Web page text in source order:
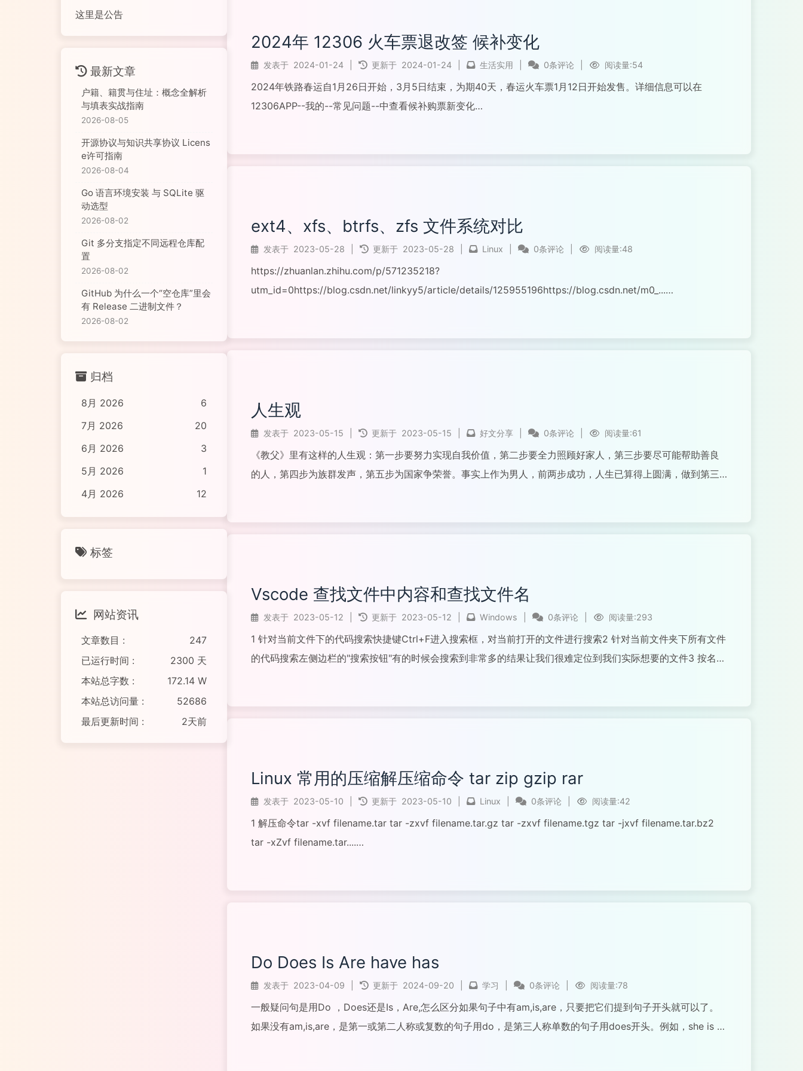
2024年 12306 火车票退改签 候补变化
发表于 2024-01-24 更新于 2024-01-24 生活实用 0条评论 阅读量:54
2024年铁路春运自1月26日开始，3月5日结束，为期40天，春运火车票1月12日开始发售。详细信息可以在
12306APP--我的--常见问题--中查看候补购票新变化
ext4、xfs、btrfs、zfs 文件系统对比
发表于 2023-05-28 更新于 2023-05-28 Linux 0条评论 阅读量:48
https://zhuanlan.zhihu.com/p/571235218?
utm_id=0https://blog.csdn.net/linkyy5/article/details/125955196https://blog.csdn.net/m0_...
人生观
发表于 2023-05-15 更新于 2023-05-15 好文分享 0条评论 阅读量:61
《教父》里有这样的人生观：第一步要努力实现自我价值，第二步要全力照顾好家人，第三步要尽可能帮助善良
的人，第四步为族群发声，第五步为国家争荣誉。事实上作为男人，前两步成功，人生已算得上圆满，做到第三
Vscode 查找文件中内容和查找文件名
发表于 2023-05-12 更新于 2023-05-12 Windows 0条评论 阅读量:293
1 针对当前文件下的代码搜索快捷键Ctrl+F进入搜索框，对当前打开的文件进行搜索2 针对当前文件夹下所有文件
的代码搜索左侧边栏的"搜索按钮"有的时候会搜索到非常多的结果让我们很难定位到我们实际想要的文件3 按名称
Linux 常用的压缩解压缩命令 tar zip gzip rar
发表于 2023-05-10 更新于 2023-05-10 Linux 0条评论 阅读量:42
1 解压命令tar -xvf filename.tar tar -zxvf filename.tar.gz tar -zxvf filename.tgz tar -jxvf filename.tar.bz2
tar -xZvf filename.tar....
Do Does Is Are have has
发表于 2023-04-09 更新于 2024-09-20 学习 0条评论 阅读量:78
一般疑问句是用Do ，Does还是Is，Are,怎么区分如果句子中有am,is,are，只要把它们提到句子开头就可以了。
如果没有am,is,are，是第一或第二人称或复数的句子用do，是第三人称单数的句子用does开头。例如，she is a
这里是公告
最新文章
户籍、籍贯与住址：概念全解析
与填表实战指南
2026-08-05
开源协议与知识共享协议 Licens
e许可指南
2026-08-04
Go 语言环境安装 与 SQLite 驱
动选型
2026-08-02
Git 多分支指定不同远程仓库配
置
2026-08-02
GitHub 为什么一个“空仓库”里会
有 Release 二进制文件？
2026-08-02
归档
8月 2026
6
7月 2026
20
6月 2026
3
5月 2026
1
4月 2026
12
标签
网站资讯
文章数目 :
247
已运行时间 :
2300 天
本站总字数 :
172.14 W
本站总访问量 :
52686
最后更新时间 :
2天前